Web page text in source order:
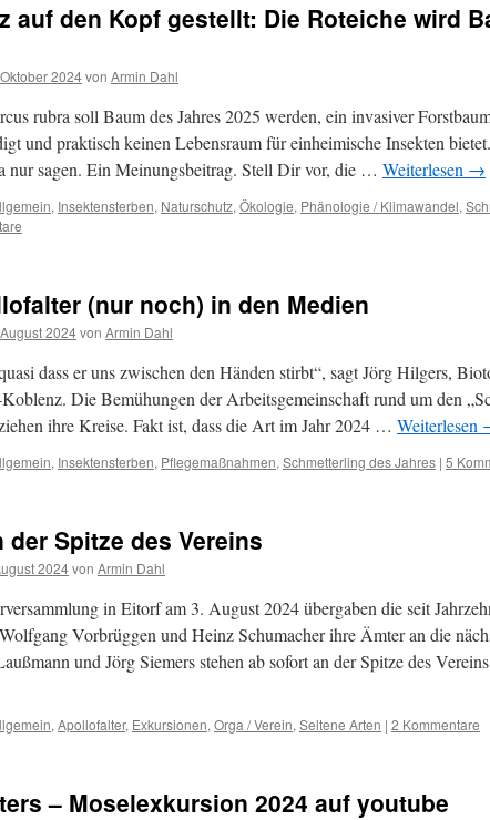
auf den Kopf gestellt: Die Roteiche wird
2024von Armin Dahl
rubra soll Baum des Jahres 2025 werden, ein invasiver
und praktisch keinen Lebensraum für einheimische Insekten
nur sagen. Ein Meinungsbeitrag. Stell Dir vor, die … Weiterlesen →
, Insektensterben, Naturschutz, Ökologie, Phänologie / Klimawandel,
(nur noch) in den Medien
2024von Armin Dahl
dass er uns zwischen den Händen stirbt“, sagt Jörg Hilgers,
Die Bemühungen der Arbeitsgemeinschaft rund um den
ihre Kreise. Fakt ist, dass die Art im Jahr 2024 … Weiterlesen
, Insektensterben, Pflegemaßnahmen, Schmetterling des Jahres | 5
der Spitze des Vereins
2024von Armin Dahl
in Eitorf am 3. August 2024 übergaben die seit
Vorbrüggen und Heinz Schumacher ihre Ämter an die
und Jörg Siemers stehen ab sofort an der Spitze des
, Apollofalter, Exkursionen, Orga / Verein, Seltene Arten | 2 Kommentare
– Moselexkursion 2024 auf youtube